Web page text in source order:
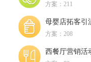
方案：211
母婴店拓客引
方案：208
西餐厅营销活